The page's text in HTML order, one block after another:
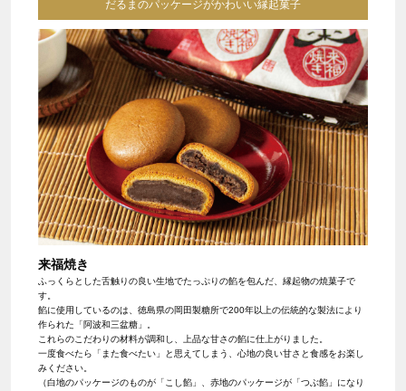
だるまのパッケージがかわいい縁起菓子
来福焼き
ふっくらとした舌触りの良い生地でたっぷりの餡を包んだ、縁起物の焼菓子で
す。
餡に使用しているのは、徳島県の岡田製糖所で200年以上の伝統的な製法により
作られた「阿波和三盆糖」。
これらのこだわりの材料が調和し、上品な甘さの餡に仕上がりました。
一度食べたら「また食べたい」と思えてしまう、心地の良い甘さと食感をお楽し
みください。
（白地のパッケージのものが「こし餡」、赤地のパッケージが「つぶ餡」になり